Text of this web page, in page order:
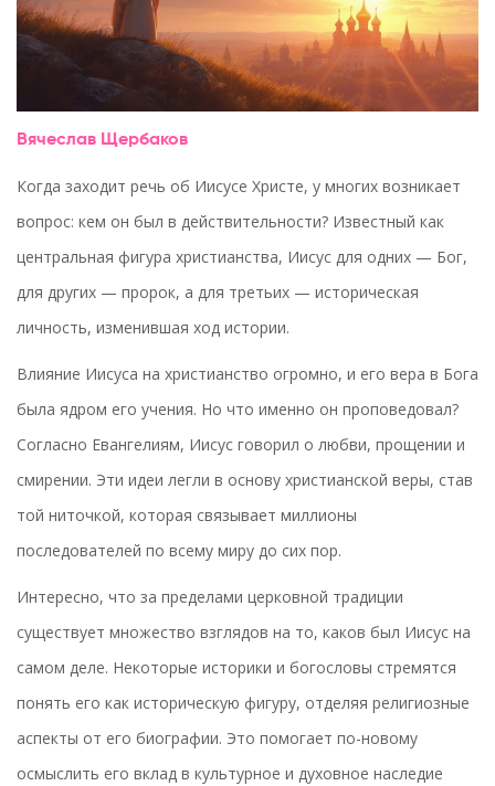
Вячеслав Щербаков
Когда заходит речь об Иисусе Христе, у многих возникает
вопрос: кем он был в действительности? Известный как
центральная фигура христианства, Иисус для одних — Бог,
для других — пророк, а для третьих — историческая
личность, изменившая ход истории.
Влияние Иисуса на христианство огромно, и его вера в Бога
была ядром его учения. Но что именно он проповедовал?
Согласно Евангелиям, Иисус говорил о любви, прощении и
смирении. Эти идеи легли в основу христианской веры, став
той ниточкой, которая связывает миллионы
последователей по всему миру до сих пор.
Интересно, что за пределами церковной традиции
существует множество взглядов на то, каков был Иисус на
самом деле. Некоторые историки и богословы стремятся
понять его как историческую фигуру, отделяя религиозные
аспекты от его биографии. Это помогает по-новому
осмыслить его вклад в культурное и духовное наследие